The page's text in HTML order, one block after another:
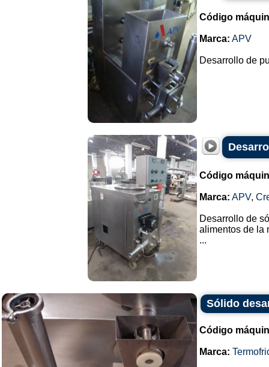
Código
Marca: APV
Desarrollo de
Código
Marca: APV,
Desarrollo de
alimentos de la
...
Sólido
Código
Marca: